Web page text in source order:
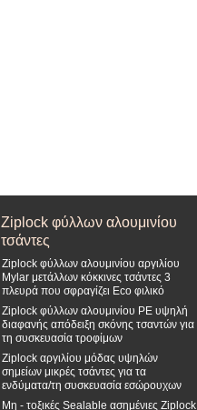
Ziplock φύλλων αλουμινίου
τσάντες
Ziplock φύλλων αλουμινίου αργιλίου
Mylar μετάλλων κόκκινες τσάντες 3
πλευρά που σφραγίζει Eco φιλικό
Ziplock φύλλων αλουμινίου PE υψηλή
διαφανής απόδειξη σκόνης τσαντών για
τη συσκευασία τροφίμων
Ziplock αργιλίου μόδας υψηλών
σημείων μικρές τσάντες για τα
ενδύματα/τη συσκευασία εσώρουχων
Μη - τοξικές Sealable ασημένιες Ziplock